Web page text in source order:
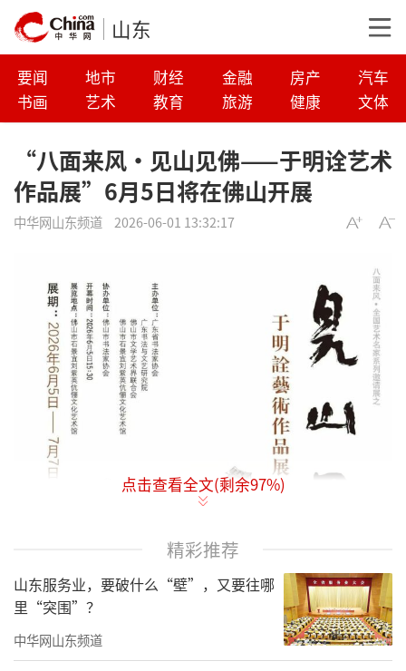
山东
要闻 地市 财经 金融 房产
汽车
书画
艺术 教育 旅游 健康 文体
“八面来风·见山见佛——于明诠艺术
作品展”6月5日将在佛山开展
中华网山东频道 2026-06-01 13:32:17
点击查看全文(剩余97%)
精彩推荐
山东服务业，要破什么“壁”，又要往哪
里“突围”？
中华网山东频道